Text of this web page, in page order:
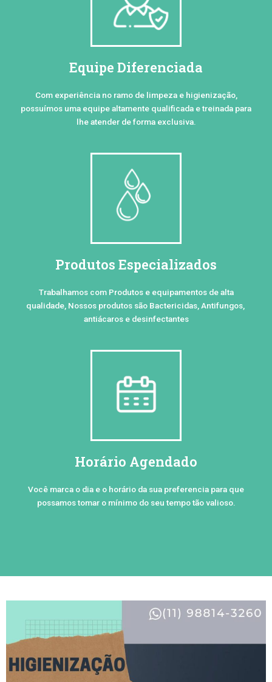
Equipe Diferenciada
Com experiência no ramo de limpeza e higienização,
possuímos uma equipe altamente qualificada e treinada para
lhe atender de forma exclusiva.
Produtos Especializados
Trabalhamos com Produtos e equipamentos de alta
qualidade, Nossos produtos são Bactericidas, Antifungos,
antiácaros e desinfectantes
Horário Agendado
Você marca o dia e o horário da sua preferencia para que
possamos tomar o mínimo do seu tempo tão valioso.